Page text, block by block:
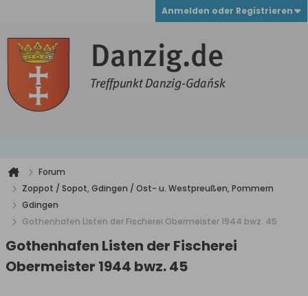
Anmelden oder Registrieren
Forum
Zoppot / Sopot, Gdingen / Ost- u. Westpreußen, Pommern
Gdingen
Gothenhafen Listen der Fischerei Obermeister 1944 bwz. 45
Gothenhafen Listen der Fischerei
Obermeister 1944 bwz. 45